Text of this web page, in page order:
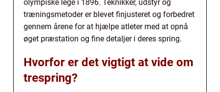
olympiske lege i 1896. Teknikker, udstyr og
træningsmetoder er blevet finjusteret og forbedret
gennem årene for at hjælpe atleter med at opnå
øget præstation og fine detaljer i deres spring.
Hvorfor er det vigtigt at vide om
trespring?